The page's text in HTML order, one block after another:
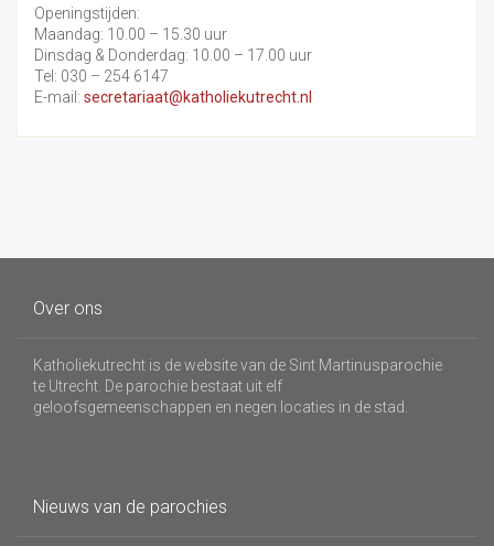
Openingstijden:
Maandag: 10.00 – 15.30 uur
Dinsdag & Donderdag: 10.00 – 17.00 uur
Tel: 030 – 254 6147
E-mail: secretariaat@katholiekutrecht.nl
Over ons
Katholiekutrecht is de website van de Sint Martinusparochie
te Utrecht. De parochie bestaat uit elf
geloofsgemeenschappen en negen locaties in de stad.
Nieuws van de parochies